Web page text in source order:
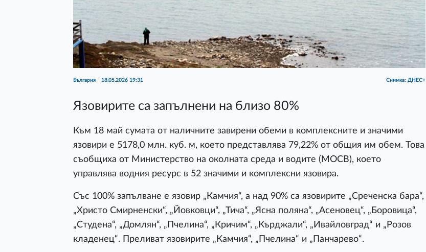
България 18.05.2026 19:31 Снимка: ДНЕС+
Язовирите са запълнени на близо 80%
Към 18 май сумата от наличните завирени обеми в комплексните и значими
язовири е 5178,0 млн. куб. м, което представлява 79,22% от общия им обем. Това
съобщиха от Министерство на околната среда и водите (МОСВ), което
управлява водния ресурс в 52 значими и комплексни язовира.
Със 100% запълване е язовир „Камчия“, а над 90% са язовирите „Среченска бара“,
„Христо Смирненски“, „Йовковци“, „Тича“, „Ясна поляна“, „Асеновец“, „Боровица“,
„Студена“, „Домлян“, „Пчелина“, „Кричим“, „Кърджали“, „Ивайловград“ и „Розов
кладенец“. Преливат язовирите „Камчия“, „Пчелина“ и „Панчарево“.